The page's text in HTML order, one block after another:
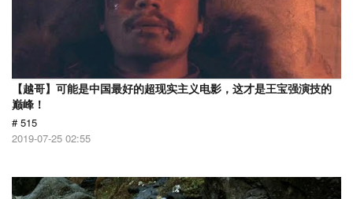
【越哥】可能是中国最好的超现实主义电影，这才是王宝强演技的
巅峰！
# 515
2019-07-25 02:55